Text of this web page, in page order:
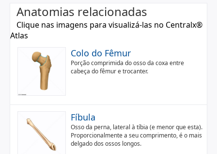
Anatomias relacionadas
Clique nas imagens para visualizá-las no Centralx®
Atlas
Colo do Fêmur
Porção comprimida do osso da coxa entre
cabeça do fêmur e trocanter.
Fíbula
Osso da perna, lateral à tíbia (e menor que esta).
Proporcionalmente a seu comprimento, é o mais
delgado dos ossos longos.